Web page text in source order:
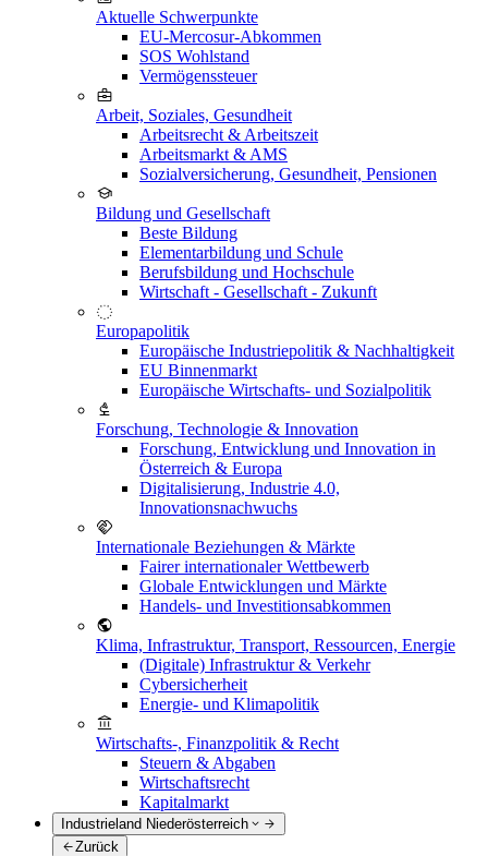
Aktuelle Schwerpunkte
EU-Mercosur-Abkommen
SOS Wohlstand
Vermögenssteuer
Arbeit, Soziales, Gesundheit
Arbeitsrecht & Arbeitszeit
Arbeitsmarkt & AMS
Sozialversicherung, Gesundheit, Pensionen
Bildung und Gesellschaft
Beste Bildung
Elementarbildung und Schule
Berufsbildung und Hochschule
Wirtschaft - Gesellschaft - Zukunft
Europapolitik
Europäische Industriepolitik & Nachhaltigkeit
EU Binnenmarkt
Europäische Wirtschafts- und Sozialpolitik
Forschung, Technologie & Innovation
Forschung, Entwicklung und Innovation in
Österreich & Europa
Digitalisierung, Industrie 4.0,
Innovationsnachwuchs
Internationale Beziehungen & Märkte
Fairer internationaler Wettbewerb
Globale Entwicklungen und Märkte
Handels- und Investitionsabkommen
Klima, Infrastruktur, Transport, Ressourcen, Energie
(Digitale) Infrastruktur & Verkehr
Cybersicherheit
Energie- und Klimapolitik
Wirtschafts-, Finanzpolitik & Recht
Steuern & Abgaben
Wirtschaftsrecht
Kapitalmarkt
Industrieland Niederösterreich
Zurück